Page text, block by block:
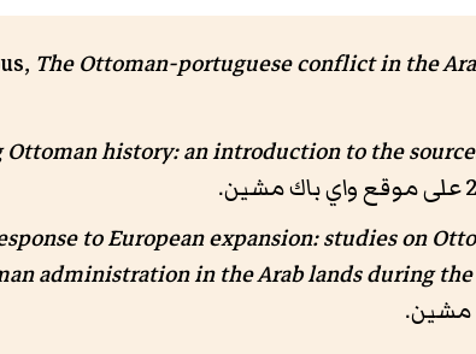
The Ottoman-portuguese conflict in the
history: an introduction to the
to European expansion: studies on
administration in the Arab lands during